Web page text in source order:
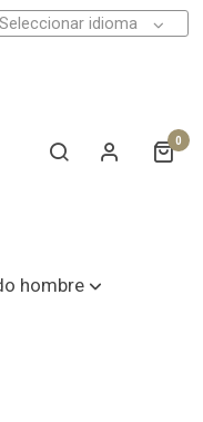
Seleccionar idioma
0
hombre